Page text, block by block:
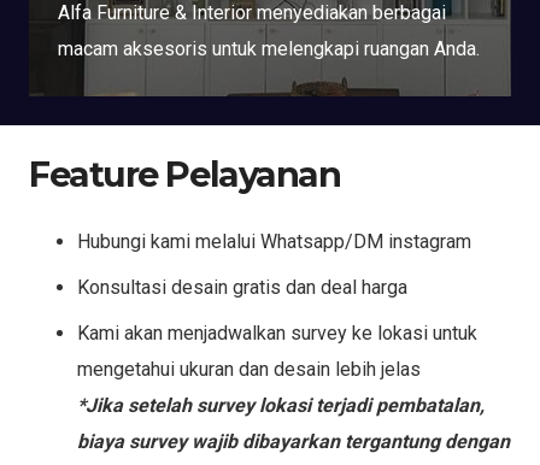
Alfa Furniture & Interior menyediakan berbagai
macam aksesoris untuk melengkapi ruangan Anda.
Feature Pelayanan
Hubungi kami melalui Whatsapp/DM instagram
Konsultasi desain gratis dan deal harga
Kami akan menjadwalkan survey ke lokasi untuk
mengetahui ukuran dan desain lebih jelas
*Jika setelah survey lokasi terjadi pembatalan,
biaya survey wajib dibayarkan tergantung dengan